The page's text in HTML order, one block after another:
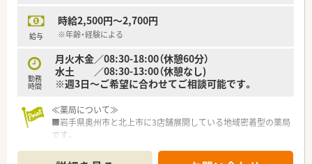
給与
時給2,500円～2,700円
※年齢・経験による
勤務
時間
月火木金／08:30-18:00（休憩60分）
水土 ／08:30-13:00（休憩なし)
※週3日～ご希望に合わせてご相談可能です。
≪薬局について≫
■岩手県奥州市と北上市に3店舗展開している地域密着型の薬局
です。
環境が整っています。